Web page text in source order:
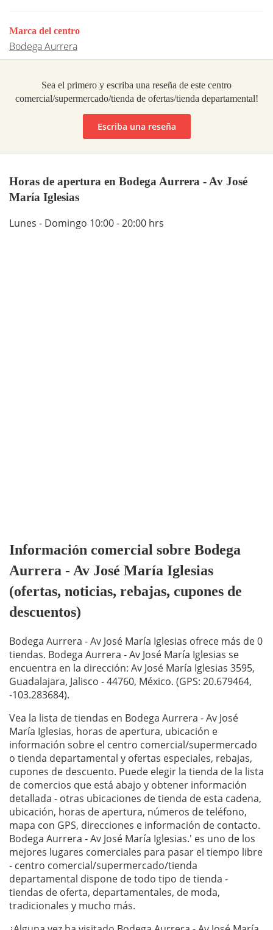
Marca del centro
Bodega Aurrera
Sea el primero y escriba una reseña de este centro
comercial/supermercado/tienda de ofertas/tienda departamental!
Escriba una reseña
Horas de apertura en Bodega Aurrera - Av José
María Iglesias
Lunes - Domingo 10:00 - 20:00 hrs
Información comercial sobre Bodega
Aurrera - Av José María Iglesias
(ofertas, noticias, rebajas, cupones de
descuentos)
Bodega Aurrera - Av José María Iglesias ofrece más de 0
tiendas. Bodega Aurrera - Av José María Iglesias se
encuentra en la dirección: Av José María Iglesias 3595,
Guadalajara, Jalisco - 44760, México. (GPS: 20.679464,
-103.283684).
Vea la lista de tiendas en Bodega Aurrera - Av José
María Iglesias, horas de apertura, ubicación e
información sobre el centro comercial/supermercado
o tienda departamental y ofertas especiales, rebajas,
cupones de descuento. Puede elegir la tienda de la lista
de comercios que está abajo y obtener información
detallada - otras ubicaciones de tienda de esta cadena,
ubicación, horas de apertura, números de teléfono,
mapa con GPS, direcciones e información de contacto.
Bodega Aurrera - Av José María Iglesias.' es uno de los
mejores lugares comerciales para pasar el tiempo libre
- centro comercial/supermercado/tienda
departamental dispone de todo tipo de tienda -
tiendas de oferta, departamentales, de moda,
tradicionales y mucho más.